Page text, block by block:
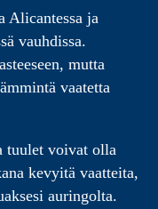
Alicantessa ja
vauhdissa.
mutta
vaatetta
tuulet voivat olla
kevyitä vaatteita,
auringolta.